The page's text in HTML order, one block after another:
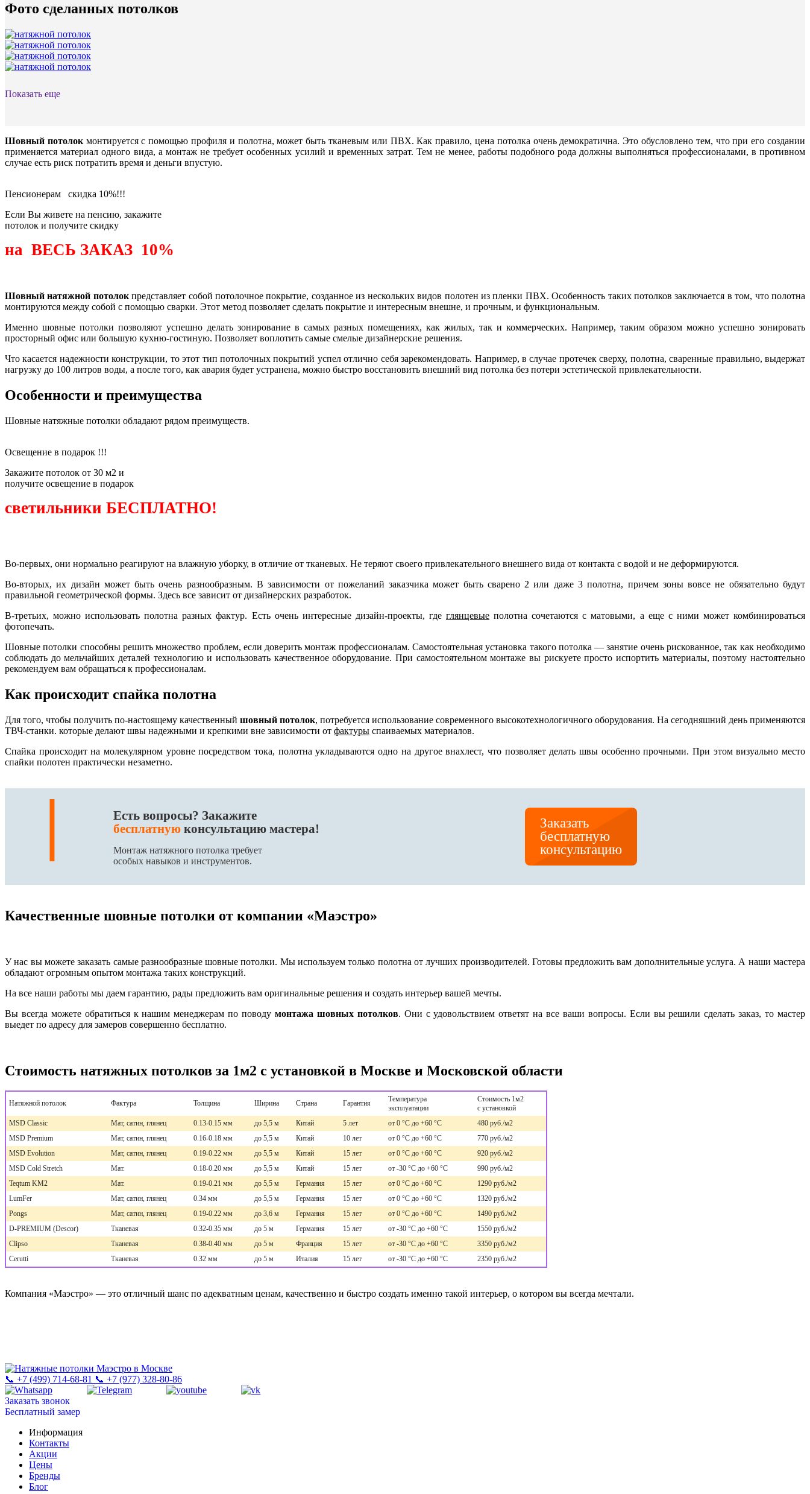
Фото сделанных потолков
Показать еще
Шовный потолокмонтируется с помощью профиля и полотна, может быть тканевым или ПВХ. Как правило, цена потолка очень демократична. Это обусловлено тем, что при его создании
применяется материал одного вида, а монтаж не требует особенных усилий и временных затрат. Тем не менее, работы подобного рода должны выполняться профессионалами, в противном
случае есть риск потратить время и деньги впустую.
Пенсионерам скидка 10%!!!
Если Вы живете на пенсию, закажите
потолок и получите скидку
на ВЕСЬ ЗАКАЗ 10%
Шовный натяжной потолокпредставляет собой потолочное покрытие, созданное из нескольких видов полотен из пленки ПВХ. Особенность таких потолков заключается в том, что полотна
монтируются между собой с помощью сварки. Этот метод позволяет сделать покрытие и интересным внешне, и прочным, и функциональным.
Именно шовные потолки позволяют успешно делать зонирование в самых разных помещениях, как жилых, так и коммерческих. Например, таким образом можно успешно зонировать
просторный офис или большую кухню-гостиную. Позволяет воплотить самые смелые дизайнерские решения.
Что касается надежности конструкции, то этот тип потолочных покрытий успел отлично себя зарекомендовать. Например, в случае протечек сверху, полотна, сваренные правильно, выдержат
нагрузку до 100 литров воды, а после того, как авария будет устранена, можно быстро восстановить внешний вид потолка без потери эстетической привлекательности.
Особенности и преимущества
Шовные натяжные потолки обладают рядом преимуществ.
Освещение в подарок !!!
Закажите потолок от 30 м2 и
получите освещение в подарок
светильники БЕСПЛАТНО!
Во-первых, они нормально реагируют на влажную уборку, в отличие от тканевых. Не теряют своего привлекательного внешнего вида от контакта с водой и не деформируются.
Во-вторых, их дизайн может быть очень разнообразным. В зависимости от пожеланий заказчика может быть сварено 2 или даже 3 полотна, причем зоны вовсе не обязательно будут
правильной геометрической формы. Здесь все зависит от дизайнерских разработок.
В-третьих, можно использовать полотна разных фактур. Есть очень интересные дизайн-проекты, гдеглянцевые полотна сочетаются с матовыми, а еще с ними может комбинироваться
фотопечать.
Шовные потолки способны решить множество проблем, если доверить монтаж профессионалам. Самостоятельная установка такого потолка — занятие очень рискованное, так как необходимо
соблюдать до мельчайших деталей технологию и использовать качественное оборудование. При самостоятельном монтаже вы рискуете просто испортить материалы, поэтому настоятельно
рекомендуем вам обращаться к профессионалам.
Как происходит спайка полотна
Для того, чтобы получить по-настоящему качественный шовный потолок, потребуется использование современного высокотехнологичного оборудования. На сегодняшний день применяются
ТВЧ-станки. которые делают швы надежными и крепкими вне зависимости от фактуры спаиваемых материалов.
Спайка происходит на молекулярном уровне посредством тока, полотна укладываются одно на другое внахлест, что позволяет делать швы особенно прочными. При этом визуально место
спайки полотен практически незаметно.
|
Есть вопросы? Закажите
бесплатную консультацию мастера!
Монтаж натяжного потолка требует
особых навыков и инструментов.
Заказать
бесплатную
консультацию
Качественные шовные потолки от компании «Маэстро»
У нас вы можете заказать самые разнообразные шовные потолки. Мы используем только полотна от лучших производителей. Готовы предложить вам дополнительные услуга. А наши мастера
обладают огромным опытом монтажа таких конструкций.
На все наши работы мы даем гарантию, рады предложить вам оригинальные решения и создать интерьер вашей мечты.
Вы всегда можете обратиться к нашим менеджерам по поводу монтажа шовных потолков. Они с удовольствием ответят на все ваши вопросы. Если вы решили сделать заказ, то мастер
выедет по адресу для замеров совершенно бесплатно.
Стоимость натяжных потолков за 1м2 с установкой в Москве и Московской области
Натяжной потолок Фактура Толщина Ширина Страна Гарантия
Температура
эксплуатации
Стоимость 1м2
с установкой
MSD Classic
Мат, сатин, глянец 0.13-0.15 мм до 5,5 м Китай 5 лет от 0 °С до +60 °С
480 руб./м2
MSD Premium
Мат, сатин, глянец 0.16-0.18 мм до 5,5 м Китай 10 лет от 0 °С до +60 °С
770 руб./м2
MSD Evolution
Мат, сатин, глянец 0.19-0.22 мм до 5,5 м Китай 15 лет от 0 °С до +60 °С
920 руб./м2
MSD Cold Stretch
Мат. 0.18-0.20 мм до 5,5 м Китай 15 лет от -30 °С до +60 °С
990 руб./м2
Teqtum KM2
Мат. 0.19-0.21 мм до 5,5 м Германия 15 лет от 0 °С до +60 °С
1290 руб./м2
LumFer
Мат, сатин, глянец 0.34 мм до 5,5 м Германия 15 лет от 0 °С до +60 °С
1320 руб./м2
Pongs
Мат, сатин, глянец 0.19-0.22 мм до 3,6 м Германия 15 лет от 0 °С до +60 °С
1490 руб./м2
D-PREMIUM (Descor)
Тканевая 0.32-0.35 мм до 5 м Германия 15 лет от -30 °С до +60 °С
1550 руб./м2
Clipso
Тканевая 0.38-0.40 мм до 5 м Франция 15 лет от -30 °С до +60 °С
3350 руб./м2
Cerutti
Тканевая 0.32 мм до 5 м Италия 15 лет от -30 °С до +60 °С 2350 руб./м2
Компания «Маэстро» — это отличный шанс по адекватным ценам, качественно и быстро создать именно такой интерьер, о котором вы всегда мечтали.
📞 +7 (499) 714-68-81 📞 +7 (977) 328-80-86
Заказать звонок
Бесплатный замер
Информация
Контакты
Акции
Цены
Бренды
Блог